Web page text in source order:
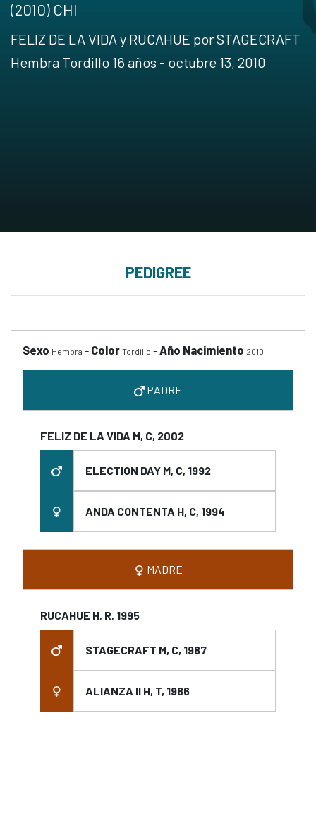
(2010) CHI
FELIZ DE LA VIDA y RUCAHUE por STAGECRAFT
Hembra Tordillo 16 años - octubre 13, 2010
PEDIGREE
Sexo Hembra - Color Tordillo -Año Nacimiento 2010
PADRE
FELIZ DE LA VIDA M, C, 2002
ELECTION DAY M, C, 1992
ANDA CONTENTA H, C, 1994
MADRE
RUCAHUE H, R, 1995
STAGECRAFT M, C, 1987
ALIANZA II H, T, 1986